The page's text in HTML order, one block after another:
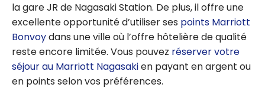
la gare JR de Nagasaki Station. De plus, il offre une
excellente opportunité d’utiliser ses points Marriott
Bonvoydans une ville où l’offre hôtelière de qualité
reste encore limitée. Vous pouvez réserver votre
séjour au Marriott Nagasakien payant en argent ou
en points selon vos préférences.